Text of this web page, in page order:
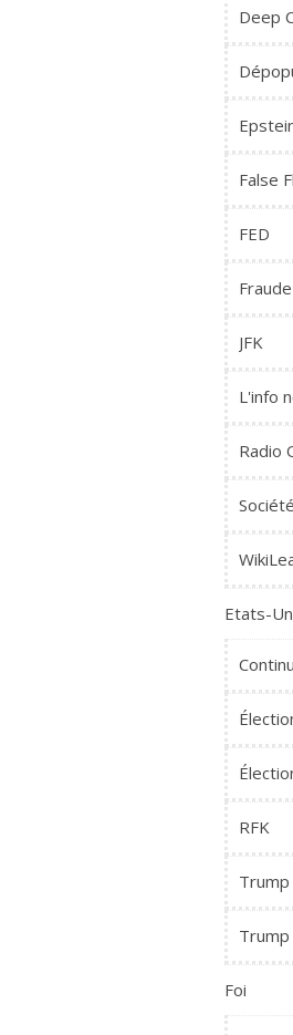
Deep
False
FED
JFK
L'info
Radio
Etats-
RFK
Foi